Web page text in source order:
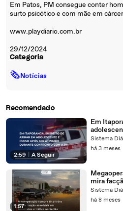
Em Patos, PM consegue conter
surto psicótico e com mãe em
www.playdiario.com.br
29/12/2024
Categoria
🗞Notícias
Recomendado
2:59 A Seguir
Em
durante
Sistema
há 3 meses
1:57
mira
tráfico no
Sistema
há 8 meses